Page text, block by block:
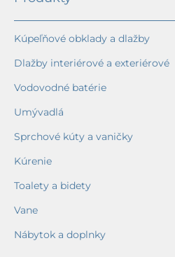
Kúpeľňové obklady a dlažby
Dlažby interiérové a exteriérové
Vodovodné batérie
Umývadlá
Sprchové kúty a vaničky
Kúrenie
Toalety a bidety
Vane
Nábytok a doplnky